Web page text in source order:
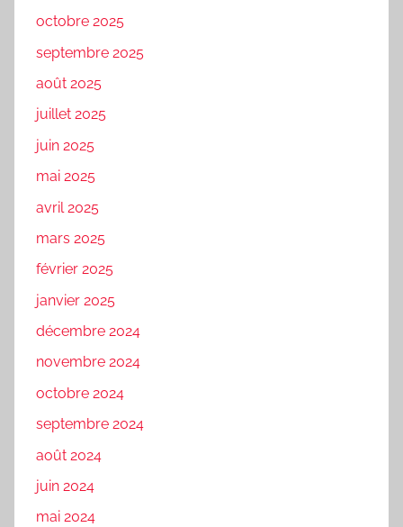
octobre 2025
septembre 2025
août 2025
juillet 2025
juin 2025
mai 2025
avril 2025
mars 2025
février 2025
janvier 2025
décembre 2024
novembre 2024
octobre 2024
septembre 2024
août 2024
juin 2024
mai 2024